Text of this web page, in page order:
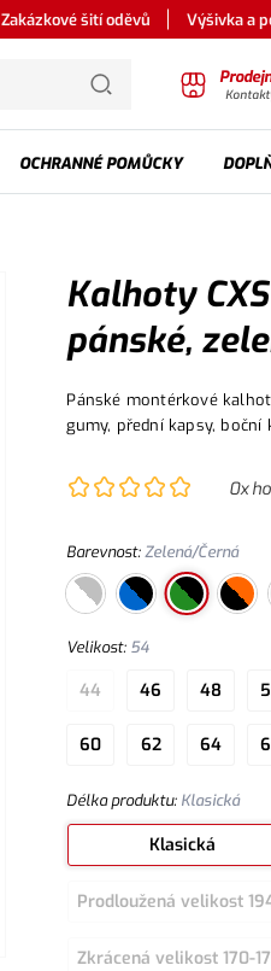
Zakázkové šití oděvů Výšivka a
OCHRANNÉ POMŮCKY
Kalhoty CXS
pánské,
Pánské montérkové
gumy, přední kapsy,
s klopou, reflexní
0x
Barevnost:Zelená/Černá
Velikost: 54
44 46 48
60 62 64
Délka produktu: Klasická
Klasická
Prodloužená velikost
Zkrácená velikost 170-